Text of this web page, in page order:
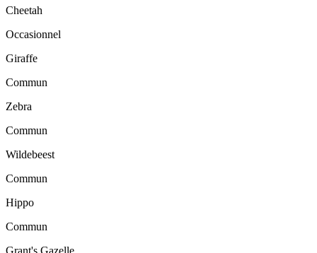
Cheetah
Occasionnel
Giraffe
Commun
Zebra
Commun
Wildebeest
Commun
Hippo
Commun
Grant's Gazelle